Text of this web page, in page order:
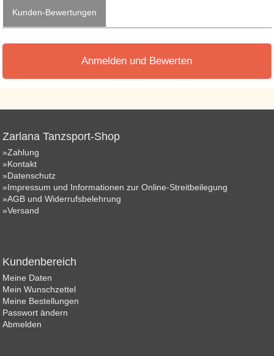
Kunden-Bewertungen
Anmelden und Bewerten
Zarlana Tanzsport-Shop
»Zahlung
»Kontakt
»Datenschutz
»Impressum und Informationen zur Online-Streitbeilegung
»AGB und Widerrufsbelehrung
»Versand
Kundenbereich
Meine Daten
Mein Wunschzettel
Meine Bestellungen
Passwort ändern
Abmelden